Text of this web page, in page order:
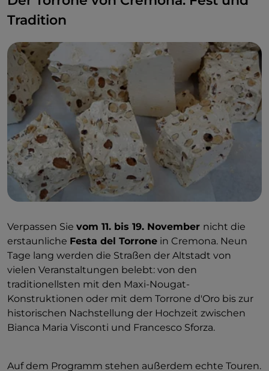
Tradition
Verpassen Sie vom 11. bis 19. November nicht die
erstaunliche Festa del Torrone in Cremona. Neun
Tage lang werden die Straßen der Altstadt von
vielen Veranstaltungen belebt: von den
traditionellsten mit den Maxi-Nougat-
Konstruktionen oder mit dem Torrone d'Oro bis zur
historischen Nachstellung der Hochzeit zwischen
Bianca Maria Visconti und Francesco Sforza.
Auf dem Programm stehen außerdem echte Touren.